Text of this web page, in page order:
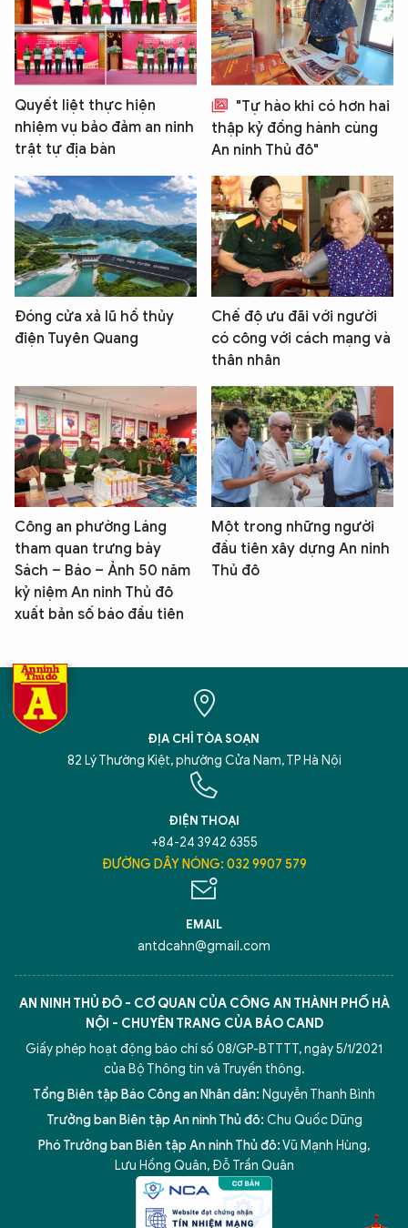
Quyết liệt thực hiện
nhiệm vụ bảo đảm an ninh
trật tự địa bàn
"Tự hào khi có hơn hai
thập kỷ đồng hành cùng
An ninh Thủ đô"
Đóng cửa xả lũ hồ thủy
điện Tuyên Quang
Chế độ ưu đãi với người
có công với cách mạng và
thân nhân
Công an phường Láng
tham quan trưng bày
Sách – Báo – Ảnh 50 năm
kỷ niệm An ninh Thủ đô
xuất bản số báo đầu tiên
Một trong những người
đầu tiên xây dựng An ninh
Thủ đô
ĐỊA CHỈ TÒA SOẠN
82 Lý Thường Kiệt, phường Cửa Nam, TP Hà Nội
ĐIỆN THOẠI
+84-24 3942 6355
ĐƯỜNG DÂY NÓNG: 032 9907 579
EMAIL
antdcahn@gmail.com
AN NINH THỦ ĐÔ - CƠ QUAN CỦA CÔNG AN THÀNH PHỐ HÀ
NỘI - CHUYÊN TRANG CỦA BÁO CAND
Giấy phép hoạt động báo chí số 08/GP-BTTTT, ngày 5/1/2021
của Bộ Thông tin và Truyền thông.
Tổng Biên tập Báo Công an Nhân dân: Nguyễn Thanh Bình
Trưởng ban Biên tập An ninh Thủ đô: Chu Quốc Dũng
Phó Trưởng ban Biên tập An ninh Thủ đô:Vũ Mạnh Hùng,
Lưu Hồng Quân, Đỗ Trần Quân
5 điểm nghẽn của Hà Nội giải pháp xử lý điểm nghẽn của